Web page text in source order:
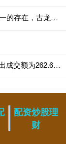
盈邦网配资APP下载 小李飞刀分明是天下第一的存在，古龙为什么让其屈居第三？
配资门户网官网 今日南向资金ETF买入及卖出成交额为262.64亿港元
配资炒股理
财